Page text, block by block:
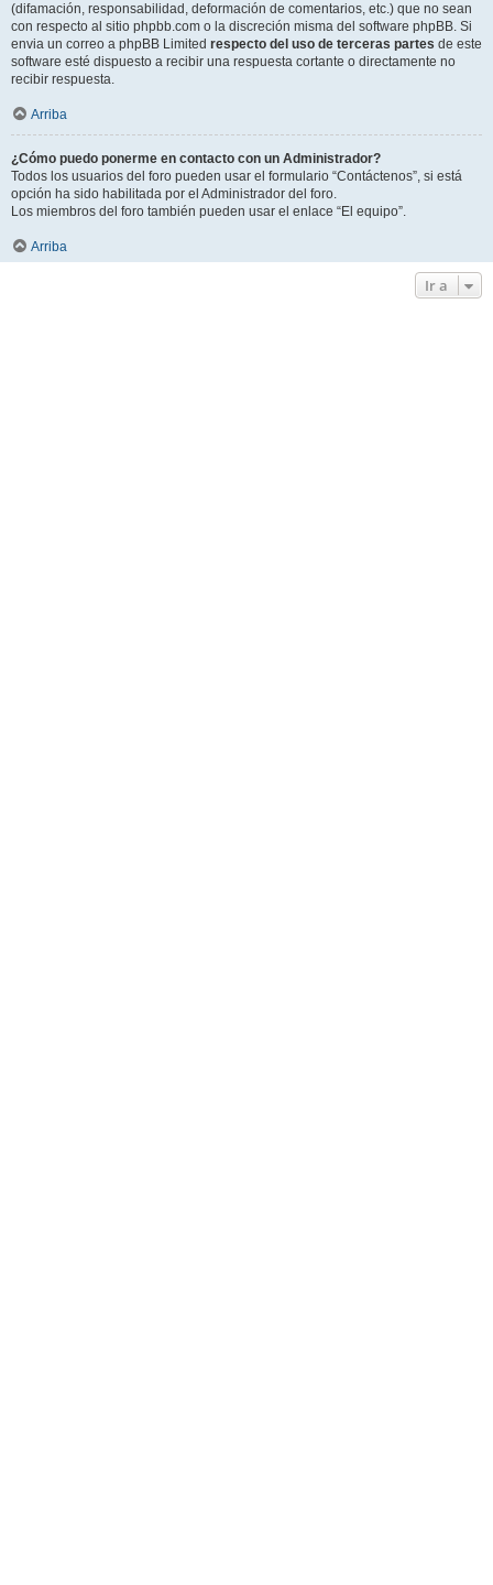
(difamación, responsabilidad, deformación de comentarios, etc.) que no sean
con respecto al sitio phpbb.com o la discreción misma del software phpBB. Si
envia un correo a phpBB Limited respecto del uso de terceras partes de este
software esté dispuesto a recibir una respuesta cortante o directamente no
recibir respuesta.
Arriba
¿Cómo puedo ponerme en contacto con un Administrador?
Todos los usuarios del foro pueden usar el formulario “Contáctenos”, si está
opción ha sido habilitada por el Administrador del foro.
Los miembros del foro también pueden usar el enlace “El equipo”.
Arriba
Ir a